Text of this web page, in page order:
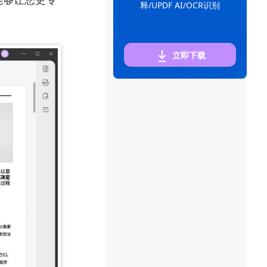
释/UPDF AI/OCR识别
立即下载